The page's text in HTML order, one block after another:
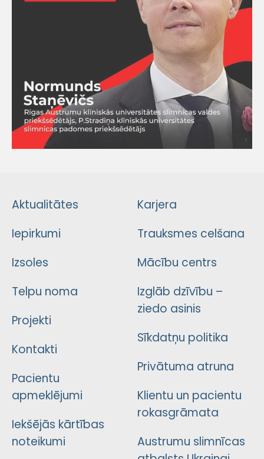
Aktualitātes
Iepirkumi
Izsoles
Telpu noma
Projekti
Kontakti
Pacientu
apmeklējumi
Iekšējās kārtības
noteikumi
Karjera
Trauksmes celšana
Mācību centrs
Izglāb dzīvību –
ziedo asinis
Sīkdatņu politika
Privātuma atruna
Klientu un pacientu
rokasgrāmata
Austrumu slimnīcas